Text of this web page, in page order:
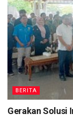
BERITA
Gerakan Solusi